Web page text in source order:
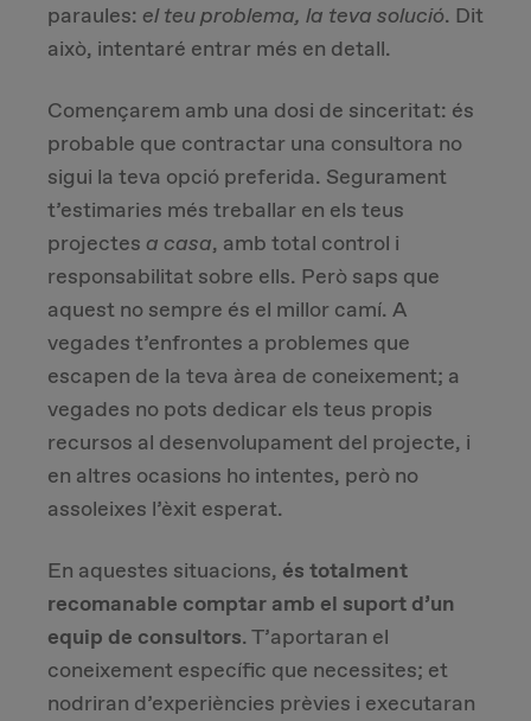
Customer Experience
Due Diligence
Carve-out
Post Merger Integration
Business Strategy
Market Strategy & Screening Analysis
Performance Transformation
paraules: el teu problema, la teva solució. Dit
això, intentaré entrar més en detall.
Començarem amb una dosi de sinceritat: és
probable que contractar una consultora no
sigui la teva opció preferida. Segurament
t’estimaries més treballar en els teus
projectes a casa, amb total control i
responsabilitat sobre ells. Però saps que
aquest no sempre és el millor camí. A
vegades t’enfrontes a problemes que
escapen de la teva àrea de coneixement; a
vegades no pots dedicar els teus propis
recursos al desenvolupament del projecte, i
en altres ocasions ho intentes, però no
assoleixes l’èxit esperat.
En aquestes situacions, és totalment
recomanable comptar amb el suport d’un
equip de consultors. T’aportaran el
coneixement específic que necessites; et
nodriran d’experiències prèvies i executaran